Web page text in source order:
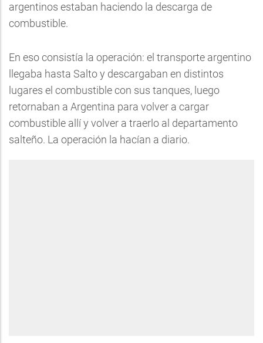
argentinos estaban haciendo la descarga de
combustible.
En eso consistía la operación: el transporte argentino
llegaba hasta Salto y descargaban en distintos
lugares el combustible con sus tanques, luego
retornaban a Argentina para volver a cargar
combustible allí y volver a traerlo al departamento
salteño. La operación la hacían a diario.